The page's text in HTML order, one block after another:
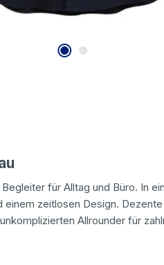
für Alltag und Büro. In
zeitlosen Design.
Allrounder für